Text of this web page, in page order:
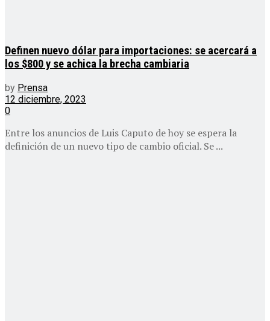
Definen nuevo dólar para importaciones: se acercará a
los $800 y se achica la brecha cambiaria
by Prensa
12 diciembre, 2023
0
Entre los anuncios de Luis Caputo de hoy se espera la
definición de un nuevo tipo de cambio oficial. Se ...